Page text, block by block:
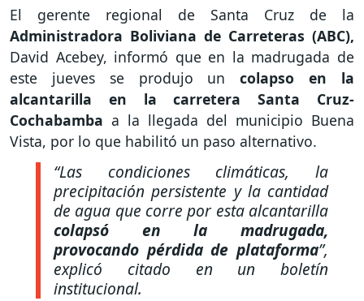
El gerente regional de Santa Cruz de la
Administradora Boliviana de Carreteras (ABC),
David Acebey, informó que en la madrugada de
este jueves se produjo uncolapso en la
alcantarilla en la carretera Santa Cruz-
Cochabamba a la llegada del municipio Buena
Vista, por lo que habilitó un paso alternativo.
“Las condiciones climáticas, la
precipitación persistente y la cantidad
de agua que corre por esta alcantarilla
colapsó en la madrugada,
provocando pérdida de plataforma”,
explicó citado en un boletín
institucional.